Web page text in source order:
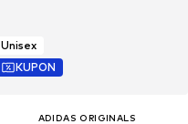
Unisex
KUPON
ADIDAS ORIGINALS